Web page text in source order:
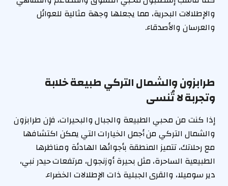
والإطلالات البحرية، مما يجعلها وجهة مثالية للعوائل
والعرسان والأصدقاء.
طرابزون والشمال التركي طبيعة خلابة
وتجربة لا تُنسى
إذا كنت من محبي الطبيعة والجبال والبحيرات، فإن طرابزون
والشمال التركي من أجمل الخيارات التي يمكن اكتشافها
مع رحلاتك، تتميز المنطقة بأجوائها الهادئة ومناظرها
الطبيعية الساحرة، مثل بحيرة أوزنجول، مرتفعات حيدر نبي،
دير سوميلا، والقرى الجبلية ذات الإطلالات الخضراء.